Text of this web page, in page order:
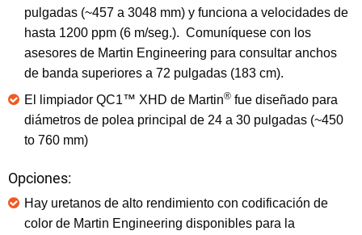
pulgadas (~457 a 3048 mm) y funciona a velocidades de
hasta 1200 ppm (6 m/seg.). Comuníquese con los
asesores de Martin Engineering para consultar anchos
de banda superiores a 72 pulgadas (183 cm).
El limpiador QC1™ XHD de Martin® fue diseñado para
diámetros de polea principal de 24 a 30 pulgadas (~450
to 760 mm)
Opciones:
Hay uretanos de alto rendimiento con codificación de
color de Martin Engineering disponibles para la